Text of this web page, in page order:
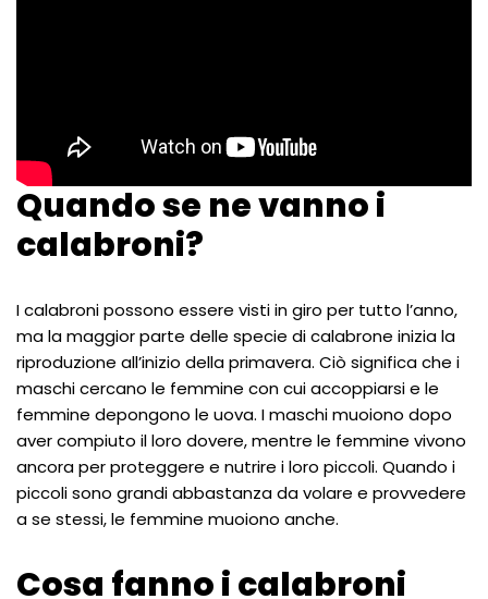
Quando se ne vanno i
calabroni?
I calabroni possono essere visti in giro per tutto l’anno,
ma la maggior parte delle specie di calabrone inizia la
riproduzione all’inizio della primavera. Ciò significa che i
maschi cercano le femmine con cui accoppiarsi e le
femmine depongono le uova. I maschi muoiono dopo
aver compiuto il loro dovere, mentre le femmine vivono
ancora per proteggere e nutrire i loro piccoli. Quando i
piccoli sono grandi abbastanza da volare e provvedere
a se stessi, le femmine muoiono anche.
Cosa fanno i calabroni